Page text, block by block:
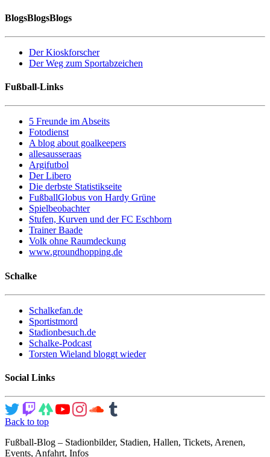
BlogsBlogsBlogs
Der Kioskforscher
Der Weg zum Sportabzeichen
Fußball-Links
5 Freunde im Abseits
Fotodienst
A blog about goalkeepers
allesausseraas
Argifutbol
Der Libero
Die derbste Statistikseite
FußballGlobus von Hardy Grüne
Spielbeobachter
Stufen, Kurven und der FC Eschborn
Trainer Baade
Volk ohne Raumdeckung
www.groundhopping.de
Schalke
Schalkefan.de
Sportistmord
Stadionbesuch.de
Schalke-Podcast
Torsten Wieland bloggt wieder
Social Links
Back to top
Fußball-Blog – Stadionbilder, Stadien, Hallen, Tickets, Arenen,
Events, Anfahrt, Infos